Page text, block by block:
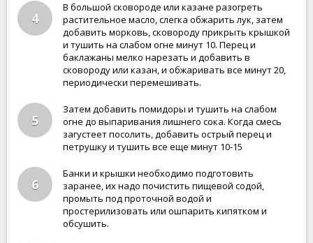
4
В большой сковороде или казане разогреть
растительное масло, слегка обжарить лук, затем
добавить морковь, сковороду прикрыть крышкой
и тушить на слабом огне минут 10. Перец и
баклажаны мелко нарезать и добавить в
сковороду или казан, и обжаривать все минут 20,
периодически перемешивать.
5
Затем добавить помидоры и тушить на слабом
огне до выпаривания лишнего сока. Когда смесь
загустеет посолить, добавить острый перец и
петрушку и тушить все еще минут 10-15
6
Банки и крышки необходимо подготовить
заранее, их надо почистить пищевой содой,
промыть под проточной водой и
простерилизовать или ошпарить кипятком и
обсушить.